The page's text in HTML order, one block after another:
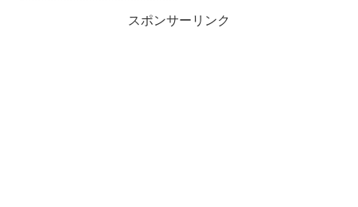
スポンサーリンク